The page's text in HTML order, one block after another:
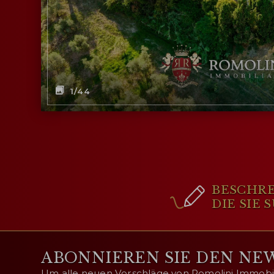
1/44
DIE SIE
ABONNIEREN SIE DEN